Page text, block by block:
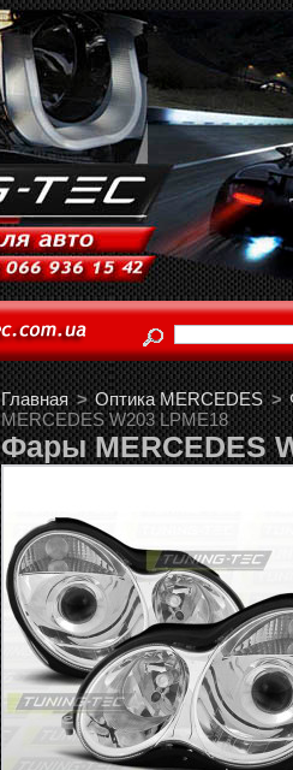
Главная > Оптика MERCEDES >
MERCEDES W203 LPME18
Фары MERCEDES